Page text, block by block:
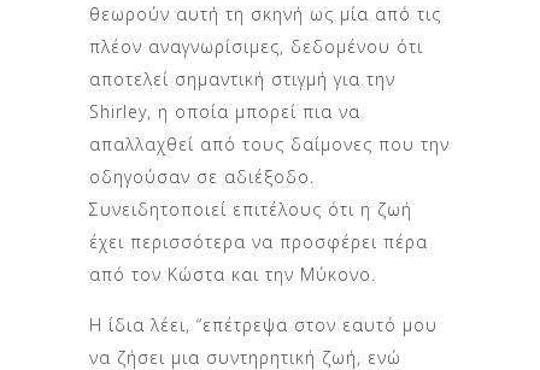
θεωρούν αυτή τη σκηνή ως μία από τις
πλέον αναγνωρίσιμες, δεδομένου ότι
αποτελεί σημαντική στιγμή για την
Shirley, η οποία μπορεί πια να
απαλλαχθεί από τους δαίμονες που την
οδηγούσαν σε αδιέξοδο.
Συνειδητοποιεί επιτέλους ότι η ζωή
έχει περισσότερα να προσφέρει πέρα
από τον Κώστα και την Μύκονο.
Η ίδια λέει, “επέτρεψα στον εαυτό μου
να ζήσει μια συντηρητική ζωή, ενώ